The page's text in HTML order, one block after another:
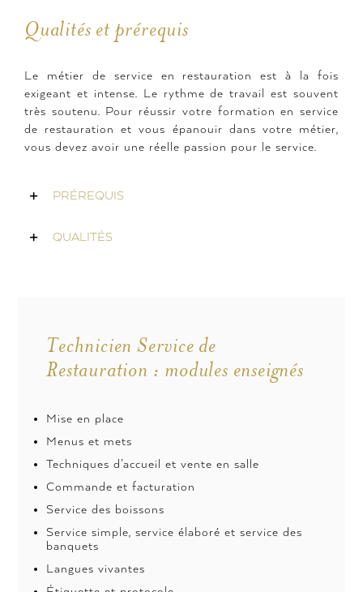
Qualités et prérequis
Le métier de service en restauration est à la fois
exigeant et intense. Le rythme de travail est souvent
très soutenu. Pour réussir votre formation en service
de restauration et vous épanouir dans votre métier,
vous devez avoir une réelle passion pour le service.
PRÉREQUIS
QUALITÉS
Technicien Service de
Restauration : modules enseignés
Mise en place
Menus et mets
Techniques d’accueil et vente en salle
Commande et facturation
Service des boissons
Service simple, service élaboré et service des
banquets
Langues vivantes